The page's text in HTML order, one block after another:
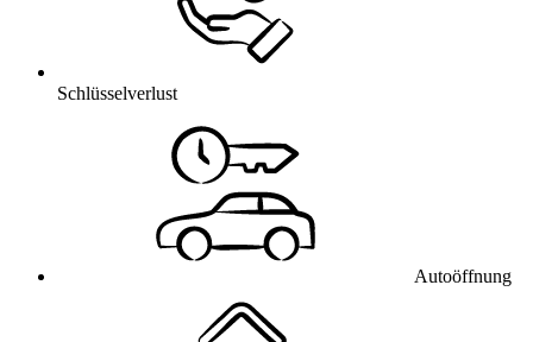
Schlüsselverlust
Autoöffnung